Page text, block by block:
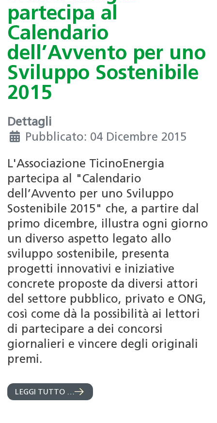
partecipa al
Calendario
dell’Avvento per uno
Sviluppo Sostenibile
2015
Dettagli
Pubblicato: 04 Dicembre 2015
L'Associazione TicinoEnergia
partecipa al "Calendario
dell’Avvento per uno Sviluppo
Sostenibile 2015" che, a partire dal
primo dicembre, illustra ogni giorno
un diverso aspetto legato allo
sviluppo sostenibile, presenta
progetti innovativi e iniziative
concrete proposte da diversi attori
del settore pubblico, privato e ONG,
così come dà la possibilità ai lettori
di partecipare a dei concorsi
giornalieri e vincere degli originali
premi.
LEGGI TUTTO …